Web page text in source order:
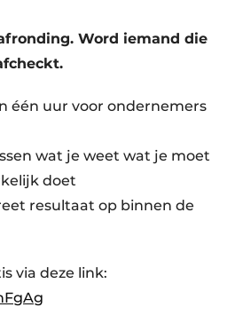
Word iemand die
één uur voor ondernemers
wat je weet wat je moet
doet
resultaat op binnen de
via deze link: